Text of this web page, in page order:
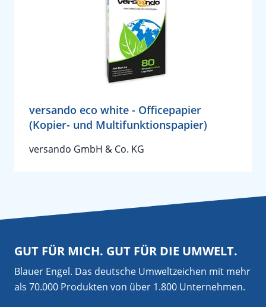
versando eco white - Officepapier
(Kopier- und Multifunktionspapier)
versando GmbH & Co. KG
GUT FÜR MICH. GUT FÜR DIE UMWELT.
Blauer Engel. Das deutsche Umweltzeichen mit mehr
als 70.000 Produkten von über 1.800 Unternehmen.